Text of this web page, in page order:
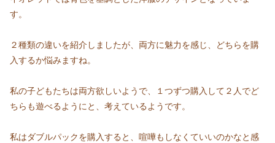
す。
２種類の違いを紹介しましたが、両方に魅力を感じ、どちらを購
入するか悩みますね。
私の子どもたちは両方欲しいようで、１つずつ購入して２人でど
ちらも遊べるようにと、考えているようです。
私はダブルパックを購入すると、喧嘩もしなくていいのかなと感